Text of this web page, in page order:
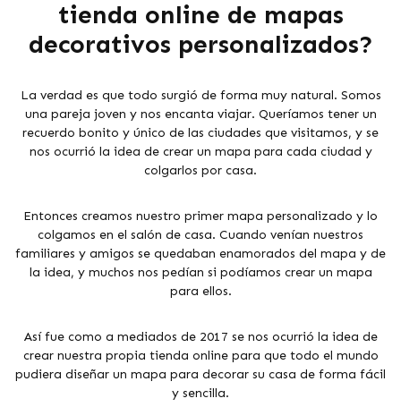
tienda online de mapas
decorativos personalizados?
La verdad es que todo surgió de forma muy natural. Somos
una pareja joven y nos encanta viajar. Queríamos tener un
recuerdo bonito y único de las ciudades que visitamos, y se
nos ocurrió la idea de crear un mapa para cada ciudad y
colgarlos por casa.
Entonces creamos nuestro primer mapa personalizado y lo
colgamos en el salón de casa. Cuando venían nuestros
familiares y amigos se quedaban enamorados del mapa y de
la idea, y muchos nos pedían si podíamos crear un mapa
para ellos.
Así fue como a mediados de 2017 se nos ocurrió la idea de
crear nuestra propia tienda online para que todo el mundo
pudiera diseñar un mapa para decorar su casa de forma fácil
y sencilla.